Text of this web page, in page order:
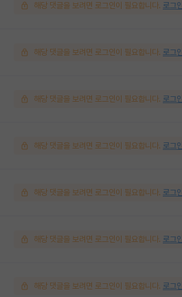
해당 댓글을 보려면 로그인이 필요합니다. 로그
해당 댓글을 보려면 로그인이 필요합니다. 로그
해당 댓글을 보려면 로그인이 필요합니다. 로그
해당 댓글을 보려면 로그인이 필요합니다. 로그
해당 댓글을 보려면 로그인이 필요합니다. 로그
해당 댓글을 보려면 로그인이 필요합니다. 로그
해당 댓글을 보려면 로그인이 필요합니다. 로그